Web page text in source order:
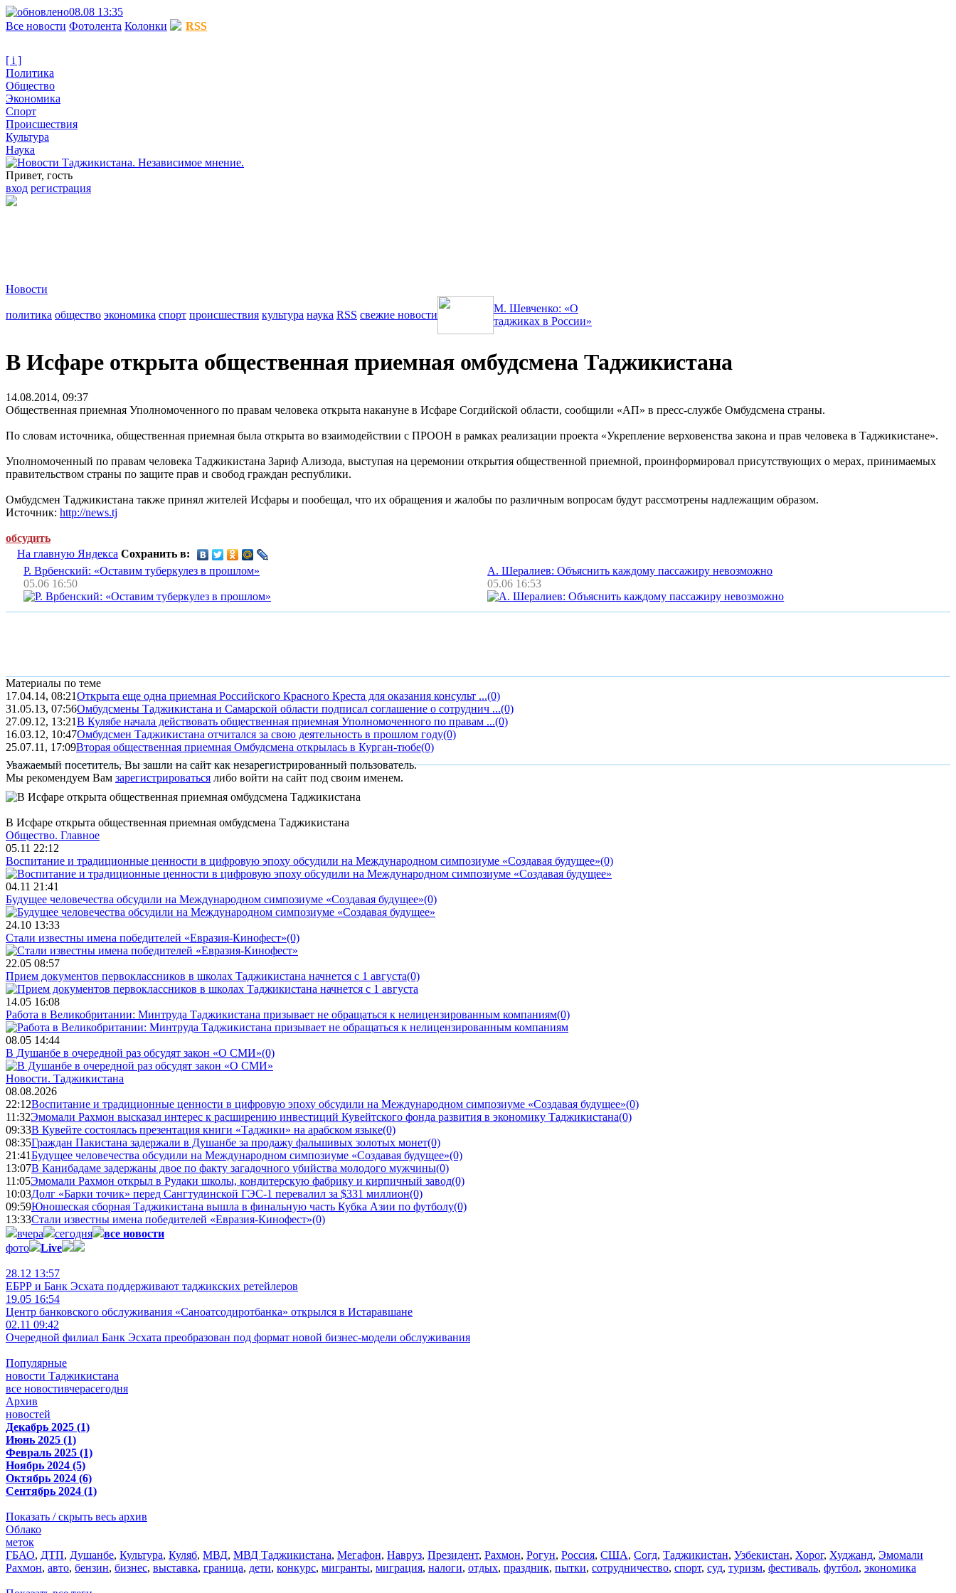
08.08 13:35
Все новости Фотолента Колонки RSS
[ i ]
Политика
Общество
Экономика
Спорт
Происшествия
Культура
Наука
Привет, гость
вход регистрация
Новости
политика общество экономика спорт происшествия культура наука RSS свежие новости
М. Шевченко: «О
таджиках в России»
В Исфаре открыта общественная приемная омбудсмена Таджикистана
14.08.2014, 09:37
Общественная приемная Уполномоченного по правам человека открыта накануне в Исфаре Согдийской области, сообщили «АП» в пресс-службе Омбудсмена страны.
По словам источника, общественная приемная была открыта во взаимодействии с ПРООН в рамках реализации проекта «Укрепление верховенства закона и прав человека в Таджикистане».
Уполномоченный по правам человека Таджикистана Зариф Ализода, выступая на церемонии открытия общественной приемной, проинформировал присутствующих о мерах, принимаемых
правительством страны по защите прав и свобод граждан республики.
Омбудсмен Таджикистана также принял жителей Исфары и пообещал, что их обращения и жалобы по различным вопросам будут рассмотрены надлежащим образом.
Источник: http://news.tj
обсудить
На главную Яндекса Сохранить в:
Р. Врбенский: «Оставим туберкулез в прошлом»
05.06 16:50
А. Шералиев: Объяснить каждому пассажиру невозможно
05.06 16:53
Материалы по теме
17.04.14, 08:21Открыта еще одна приемная Российского Красного Креста для оказания консульт ...(0)
31.05.13, 07:56Омбудсмены Таджикистана и Самарской области подписал соглашение о сотруднич ...(0)
27.09.12, 13:21В Кулябе начала действовать общественная приемная Уполномоченного по правам ...(0)
16.03.12, 10:47Омбудсмен Таджикистана отчитался за свою деятельность в прошлом году(0)
25.07.11, 17:09Вторая общественная приемная Омбудсмена открылась в Курган-тюбе(0)
Уважаемый посетитель, Вы зашли на сайт как незарегистрированный пользователь.
Мы рекомендуем Вам зарегистрироваться либо войти на сайт под своим именем.
В Исфаре открыта общественная приемная омбудсмена Таджикистана
Общество. Главное
05.11 22:12
Воспитание и традиционные ценности в цифровую эпоху обсудили на Международном симпозиуме «Создавая будущее»(0)
04.11 21:41
Будущее человечества обсудили на Международном симпозиуме «Создавая будущее»(0)
24.10 13:33
Стали известны имена победителей «Евразия-Кинофест»(0)
22.05 08:57
Прием документов первоклассников в школах Таджикистана начнется с 1 августа(0)
14.05 16:08
Работа в Великобритании: Минтруда Таджикистана призывает не обращаться к нелицензированным компаниям(0)
08.05 14:44
В Душанбе в очередной раз обсудят закон «О СМИ»(0)
Новости. Таджикистана
08.08.2026
22:12Воспитание и традиционные ценности в цифровую эпоху обсудили на Международном симпозиуме «Создавая будущее»(0)
11:32Эмомали Рахмон высказал интерес к расширению инвестиций Кувейтского фонда развития в экономику Таджикистана(0)
09:33В Кувейте состоялась презентация книги «Таджики» на арабском языке(0)
08:35Граждан Пакистана задержали в Душанбе за продажу фальшивых золотых монет(0)
21:41Будущее человечества обсудили на Международном симпозиуме «Создавая будущее»(0)
13:07В Канибадаме задержаны двое по факту загадочного убийства молодого мужчины(0)
11:05Эмомали Рахмон открыл в Рудаки школы, кондитерскую фабрику и кирпичный завод(0)
10:03Долг «Барки точик» перед Сангтудинской ГЭС-1 перевалил за $331 миллион(0)
09:59Юношеская сборная Таджикистана вышла в финальную часть Кубка Азии по футболу(0)
13:33Стали известны имена победителей «Евразия-Кинофест»(0)
вчера
сегодня
все новости
фото
Live
28.12 13:57
ЕБРР и Банк Эсхата поддерживают таджикских ретейлеров
19.05 16:54
Центр банковского обслуживания «Саноатсодиротбанка» открылся в Истаравшане
02.11 09:42
Очередной филиал Банк Эсхата преобразован под формат новой бизнес-модели обслуживания
Популярные
новости Таджикистана
все новостивчерасегодня
Архив
новостей
Декабрь 2025 (1)
Июнь 2025 (1)
Февраль 2025 (1)
Ноябрь 2024 (5)
Октябрь 2024 (6)
Сентябрь 2024 (1)
Показать / скрыть весь архив
Облако
меток
ГБАО, ДТП, Душанбе, Культура, Куляб, МВД, МВД Таджикистана, Мегафон, Навруз, Президент, Рахмон, Рогун, Россия, США, Согд, Таджикистан, Узбекистан, Хорог, Худжанд, Эмомали
Рахмон, авто, бензин, бизнес, выставка, граница, дети, конкурс, мигранты, миграция, налоги, отдых, праздник, пытки, сотрудничество, спорт, суд, туризм, фестиваль, футбол, экономика